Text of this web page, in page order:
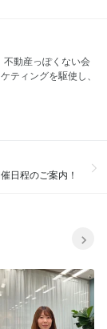
動産っぽくない会
ティングを駆使し、
日程のご案内！